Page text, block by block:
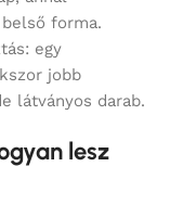
forma.
egy
jobb
látványos darab.
lesz